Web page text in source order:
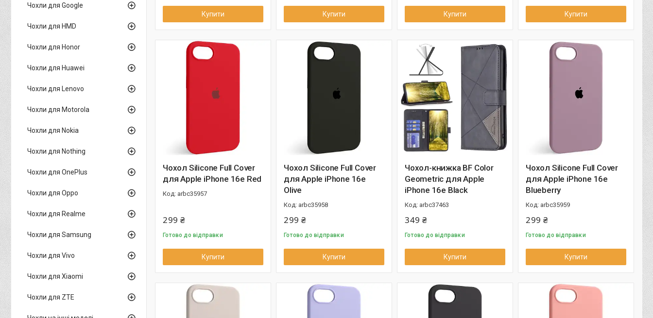
Купити Купити Купити Купити
Чохол Silicone Full Cover
для Apple iPhone 16e Red
arbc35957
299 ₴
Готово до відправки
Купити
Чохол Silicone Full Cover
для Apple iPhone 16e
Olive
arbc35958
299 ₴
Готово до відправки
Купити
Чохол-книжка BF Color
Geometric для Apple
iPhone 16e Black
arbc37463
349 ₴
Готово до відправки
Купити
Чохол Silicone Full Cover
для Apple iPhone 16e
Blueberry
arbc35959
299 ₴
Готово до відправки
Купити
Чохли для Google
Чохли для HMD
Чохли для Honor
Чохли для Huawei
Чохли для Lenovo
Чохли для Motorola
Чохли для Nokia
Чохли для Nothing
Чохли для OnePlus
Чохли для Oppo
Чохли для Realme
Чохли для Samsung
Чохли для Vivo
Чохли для Xiaomi
Чохли для ZTE